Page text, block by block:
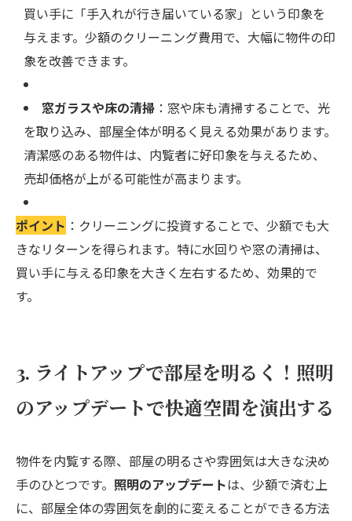
買い手に「手入れが行き届いている家」という印象を
与えます。少額のクリーニング費用で、大幅に物件の印
象を改善できます。
窓ガラスや床の清掃：窓や床も清掃することで、光
を取り込み、部屋全体が明るく見える効果があります。
清潔感のある物件は、内覧者に好印象を与えるため、
売却価格が上がる可能性が高まります。
ポイント ：クリーニングに投資することで、少額でも大
きなリターンを得られます。特に水回りや窓の清掃は、
買い手に与える印象を大きく左右するため、効果的で
す。
3. ライトアップで部屋を明るく！照明
のアップデートで快適空間を演出する
物件を内覧する際、部屋の明るさや雰囲気は大きな決め
手のひとつです。 照明のアップデートは、少額で済む上
に、部屋全体の雰囲気を劇的に変えることができる方法